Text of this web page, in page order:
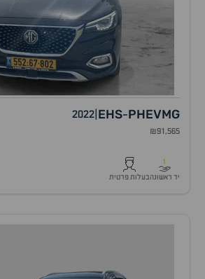
MG
EHS-PHEV
2022
₪91,565
1
יד ראשונהבעלות פרטית